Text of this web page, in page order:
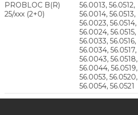
PROBLOC B(R)
25/xxx (2+0)
56.0013, 56.0512,
56.0014, 56.0513,
56.0023, 56.0514,
56.0024, 56.0515,
56.0033, 56.0516,
56.0034, 56.0517,
56.0043, 56.0518,
56.0044, 56.0519,
56.0053, 56.0520,
56.0054, 56.0521